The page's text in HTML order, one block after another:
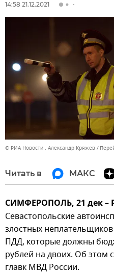
14:58 21.12.2021
© РИА Новости . Александр Кряжев
Читать в МАКС
СИМФЕРОПОЛЬ, 21 дек –
Севастопольские
злостных
ПДД, которые должны
рублей на двоих. Об этом
главк МВД России.